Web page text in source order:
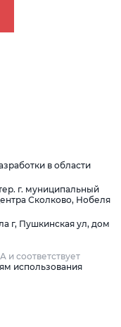
в области
г. муниципальный
Сколково, Нобеля
г, Пушкинская ул, дом
соответствует
использования